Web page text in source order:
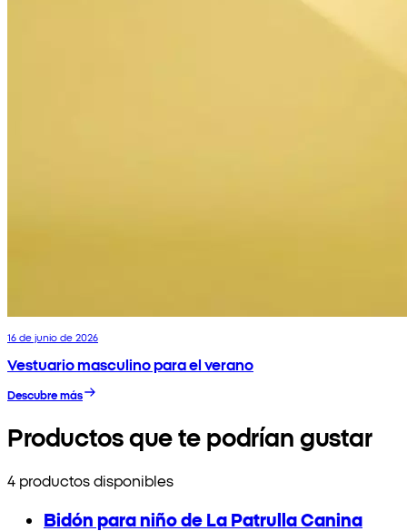
16 de junio de 2026
Vestuario masculino para el verano
Descubre más
Productos que te podrían gustar
4 productos disponibles
Bidón para niño de La Patrulla Canina